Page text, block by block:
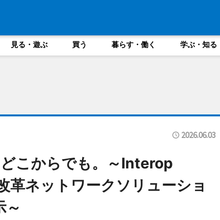
見る・遊ぶ 買う 暮らす・働く 学ぶ・知る
2026.06.03
こからでも。～Interop
ネットワークソリューショ
～